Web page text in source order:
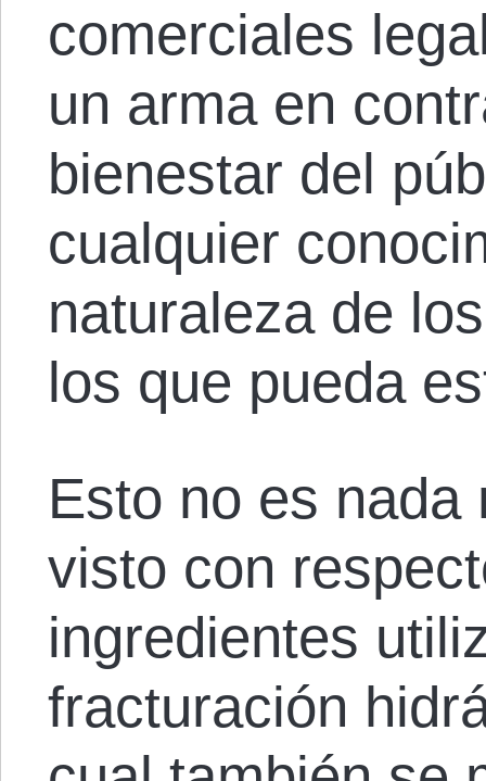
comerciales
un arma en
bienestar del
cualquier
naturaleza de
los que pueda
Esto no es nada
visto con
ingredientes
fracturación